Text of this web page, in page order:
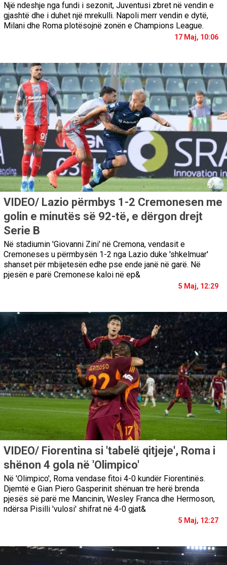
Një ndeshje nga fundi i sezonit, Juventusi zbret në vendin e
gjashtë dhe i duhet një mrekulli. Napoli merr vendin e dytë,
Milani dhe Roma plotësojnë zonën e Champions League.
17 Maj, 10:06
VIDEO/ Lazio përmbys 1-2 Cremonesen me
golin e minutës së 92-të, e dërgon drejt
Serie B
Në stadiumin 'Giovanni Zini' në Cremona, vendasit e
Cremoneses u përmbysën 1-2 nga Lazio duke 'shkelmuar'
shanset për mbijetesën edhe pse ende janë në garë. Në
pjesën e parë Cremonese kaloi në ep&
5 Maj, 12:29
VIDEO/ Fiorentina si 'tabelë qitjeje', Roma i
shënon 4 gola në 'Olimpico'
Në 'Olimpico', Roma vendase fitoi 4-0 kundër Fiorentinës.
Djemtë e Gian Piero Gasperinit shënuan tre herë brenda
pjesës së parë me Mancinin, Wesley Franca dhe Hermoson,
ndërsa Pisilli 'vulosi' shifrat në 4-0 gjat&
5 Maj, 12:27